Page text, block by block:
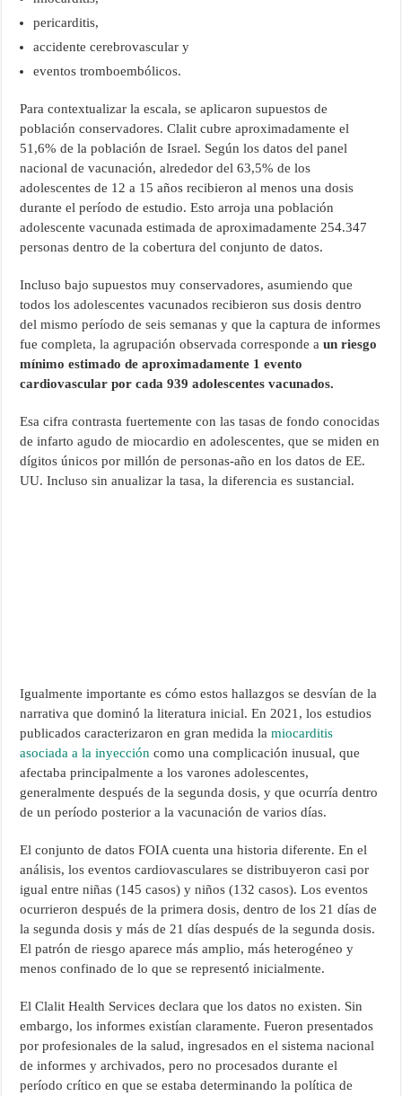
pericarditis,
accidente cerebrovascular y
eventos tromboembólicos.
Para contextualizar la escala, se aplicaron supuestos de
población conservadores. Clalit cubre aproximadamente el
51,6% de la población de Israel. Según los datos del panel
nacional de vacunación, alrededor del 63,5% de los
adolescentes de 12 a 15 años recibieron al menos una dosis
durante el período de estudio. Esto arroja una población
adolescente vacunada estimada de aproximadamente 254.347
personas dentro de la cobertura del conjunto de datos.
Incluso bajo supuestos muy conservadores, asumiendo que
todos los adolescentes vacunados recibieron sus dosis dentro
del mismo período de seis semanas y que la captura de informes
fue completa, la agrupación observada corresponde aun riesgo
mínimo estimado de aproximadamente 1 evento
cardiovascular por cada 939 adolescentes vacunados.
Esa cifra contrasta fuertemente con las tasas de fondo conocidas
de infarto agudo de miocardio en adolescentes, que se miden en
dígitos únicos por millón de personas-año en los datos de EE.
UU. Incluso sin anualizar la tasa, la diferencia es sustancial.
Igualmente importante es cómo estos hallazgos se desvían de la
narrativa que dominó la literatura inicial. En 2021, los estudios
publicados caracterizaron en gran medida lamiocarditis
asociada a la inyección como una complicación inusual, que
afectaba principalmente a los varones adolescentes,
generalmente después de la segunda dosis, y que ocurría dentro
de un período posterior a la vacunación de varios días.
El conjunto de datos FOIA cuenta una historia diferente. En el
análisis, los eventos cardiovasculares se distribuyeron casi por
igual entre niñas (145 casos) y niños (132 casos). Los eventos
ocurrieron después de la primera dosis, dentro de los 21 días de
la segunda dosis y más de 21 días después de la segunda dosis.
El patrón de riesgo aparece más amplio, más heterogéneo y
menos confinado de lo que se representó inicialmente.
El Clalit Health Services declara que los datos no existen. Sin
embargo, los informes existían claramente. Fueron presentados
por profesionales de la salud, ingresados en el sistema nacional
de informes y archivados, pero no procesados durante el
período crítico en que se estaba determinando la política de